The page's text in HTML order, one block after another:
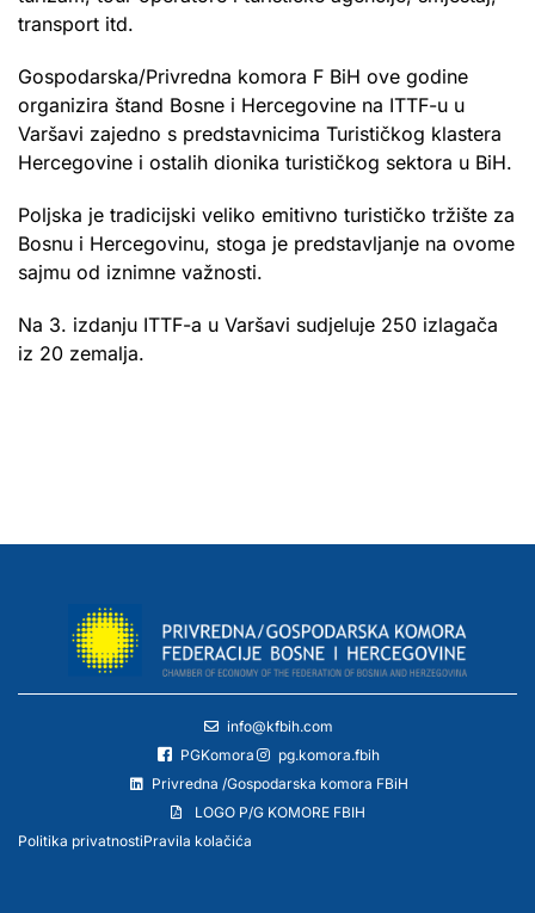
transport itd.
Gospodarska/Privredna komora F BiH ove godine
organizira štand Bosne i Hercegovine na ITTF-u u
Varšavi zajedno s predstavnicima Turističkog klastera
Hercegovine i ostalih dionika turističkog sektora u BiH.
Poljska je tradicijski veliko emitivno turističko tržište za
Bosnu i Hercegovinu, stoga je predstavljanje na ovome
sajmu od iznimne važnosti.
Na 3. izdanju ITTF-a u Varšavi sudjeluje 250 izlagača
iz 20 zemalja.
info@kfbih.com
PGKomora
pg.komora.fbih
Privredna /Gospodarska komora FBiH
LOGO P/G KOMORE FBIH
Politika privatnostiPravila kolačića